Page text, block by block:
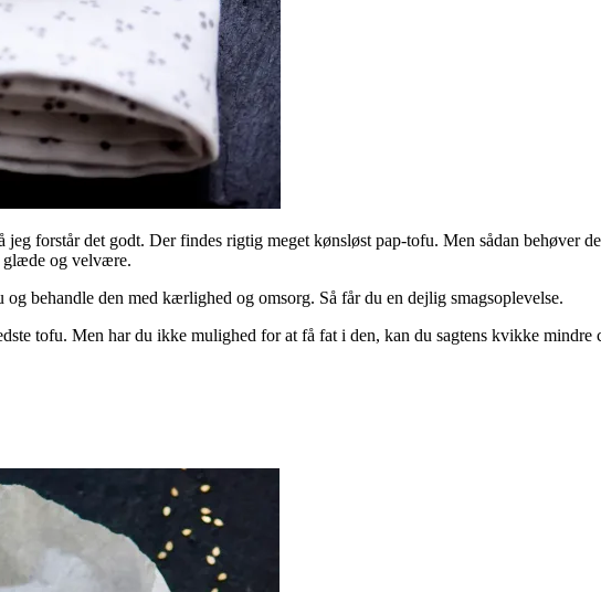
forstår det godt. Der findes rigtig meget kønsløst pap-tofu. Men sådan behøver
glæde og velvære.
behandle den med kærlighed og omsorg. Så får du en dejlig smagsoplevelse.
tofu. Men har du ikke mulighed for at få fat i den, kan du sagtens kvikke